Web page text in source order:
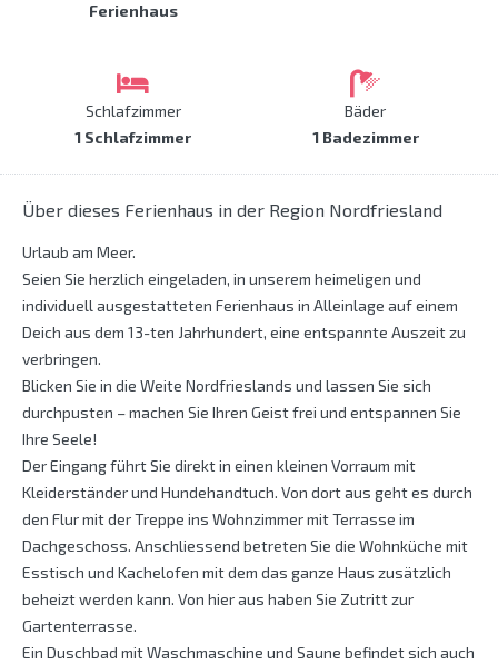
Ferienhaus
Schlafzimmer
1 Schlafzimmer
Bäder
1 Badezimmer
Über dieses Ferienhaus in der Region Nordfriesland
Urlaub am Meer.
Seien Sie herzlich eingeladen, in unserem heimeligen und
individuell ausgestatteten Ferienhaus in Alleinlage auf einem
Deich aus dem 13-ten Jahrhundert, eine entspannte Auszeit zu
verbringen.
Blicken Sie in die Weite Nordfrieslands und lassen Sie sich
durchpusten – machen Sie Ihren Geist frei und entspannen Sie
Ihre Seele!
Der Eingang führt Sie direkt in einen kleinen Vorraum mit
Kleiderständer und Hundehandtuch. Von dort aus geht es durch
den Flur mit der Treppe ins Wohnzimmer mit Terrasse im
Dachgeschoss. Anschliessend betreten Sie die Wohnküche mit
Esstisch und Kachelofen mit dem das ganze Haus zusätzlich
beheizt werden kann. Von hier aus haben Sie Zutritt zur
Gartenterrasse.
Ein Duschbad mit Waschmaschine und Saune befindet sich auch